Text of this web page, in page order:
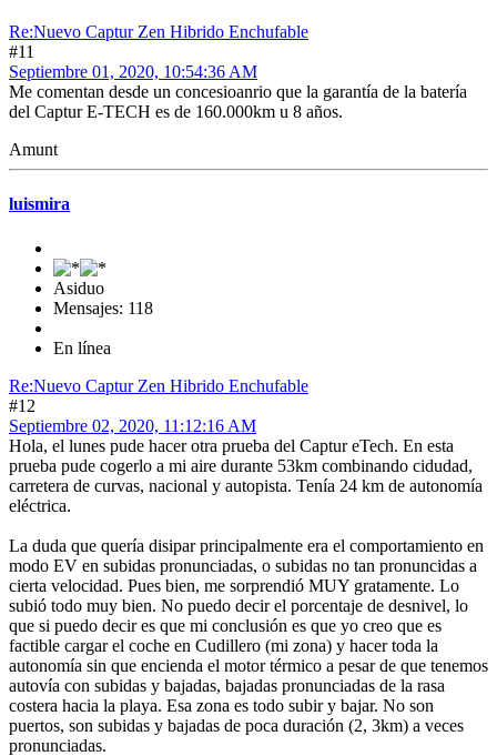
Re:Nuevo Captur Zen Hibrido Enchufable
#11
Septiembre 01, 2020, 10:54:36 AM
Me comentan desde un concesioanrio que la garantía de la batería
del Captur E-TECH es de 160.000km u 8 años.
Amunt
luismira
Asiduo
Mensajes: 118
En línea
Re:Nuevo Captur Zen Hibrido Enchufable
#12
Septiembre 02, 2020, 11:12:16 AM
Hola, el lunes pude hacer otra prueba del Captur eTech. En esta
prueba pude cogerlo a mi aire durante 53km combinando cidudad,
carretera de curvas, nacional y autopista. Tenía 24 km de autonomía
eléctrica.
La duda que quería disipar principalmente era el comportamiento en
modo EV en subidas pronunciadas, o subidas no tan pronuncidas a
cierta velocidad. Pues bien, me sorprendió MUY gratamente. Lo
subió todo muy bien. No puedo decir el porcentaje de desnivel, lo
que si puedo decir es que mi conclusión es que yo creo que es
factible cargar el coche en Cudillero (mi zona) y hacer toda la
autonomía sin que encienda el motor térmico a pesar de que tenemos
autovía con subidas y bajadas, bajadas pronunciadas de la rasa
costera hacia la playa. Esa zona es todo subir y bajar. No son
puertos, son subidas y bajadas de poca duración (2, 3km) a veces
pronunciadas.